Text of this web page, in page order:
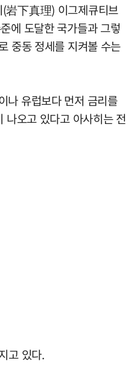
(岩下真理) 이그제큐티브
에 도달한 국가들과 그렇
중동 정세를 지켜볼 수는
나 유럽보다 먼저 금리를
나오고 있다고 아사히는 전
고 있다.